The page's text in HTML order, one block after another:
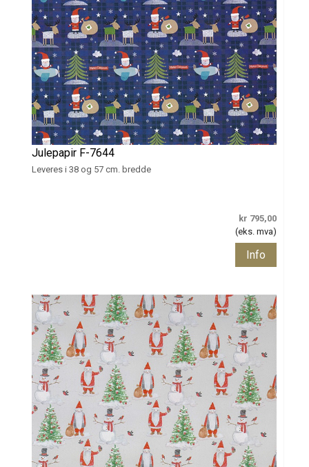
Julepapir F-7644
Leveres i 38 og 57 cm. bredde
kr 795,00
(eks. mva)
Info